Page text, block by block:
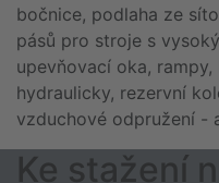
bočnice, podlaha ze
pásů pro stroje s
upevňovací oka,
hydraulicky, rezervní
vzduchové odpružení -
Ke stažení